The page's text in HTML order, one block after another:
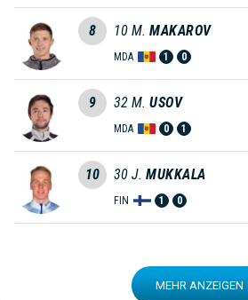
8 10 M. MAKAROV
MDA 1 0
9 32 M. USOV
MDA 0 1
10 30 J. MUKKALA
FIN 1 0
MEHR ANZEIGEN